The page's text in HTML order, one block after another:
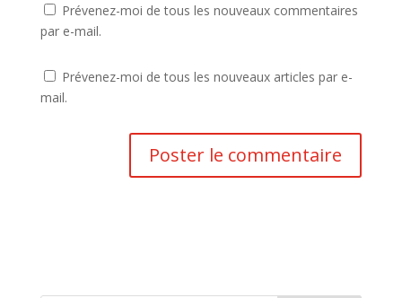
Prévenez-moi de tous les nouveaux commentaires
par e-mail.
Prévenez-moi de tous les nouveaux articles par e-
mail.